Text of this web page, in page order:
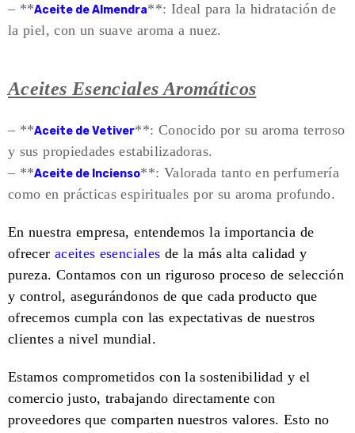
– **Aceite de Almendra**: Ideal para la hidratación de
la piel, con un suave aroma a nuez.
Aceites Esenciales Aromáticos
– **Aceite de Vetiver**: Conocido por su aroma terroso
y sus propiedades estabilizadoras.
– **Aceite de Incienso**: Valorada tanto en perfumería
como en prácticas espirituales por su aroma profundo.
En nuestra empresa, entendemos la importancia de
ofrecer aceites esenciales de la más alta calidad y
pureza. Contamos con un riguroso proceso de selección
y control, asegurándonos de que cada producto que
ofrecemos cumpla con las expectativas de nuestros
clientes a nivel mundial.
Estamos comprometidos con la sostenibilidad y el
comercio justo, trabajando directamente con
proveedores que comparten nuestros valores. Esto no